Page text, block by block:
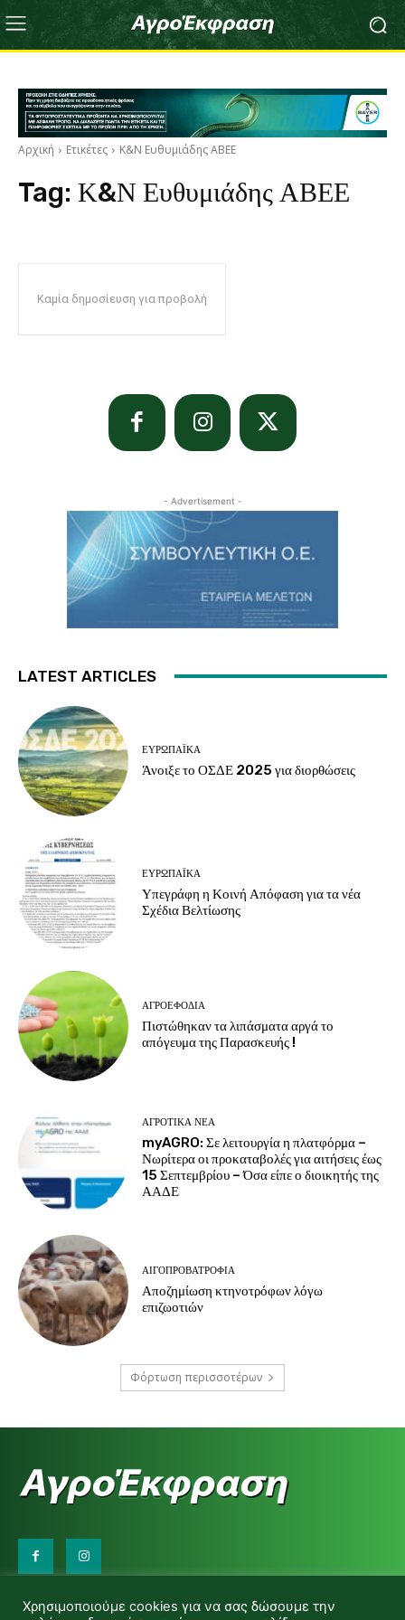
Αρχική Ετικέτες Κ&Ν Ευθυμιάδης ΑΒΕΕ
Tag: Κ&Ν Ευθυμιάδης ΑΒΕΕ
Καμία δημοσίευση για προβολή
- Advertisement -
LATEST ARTICLES
ΕΥΡΩΠΑΪΚΆ
Άνοιξε το ΟΣΔΕ 2025 για διορθώσεις
ΕΥΡΩΠΑΪΚΆ
Υπεγράφη η Κοινή Απόφαση για τα νέα
Σχέδια Βελτίωσης
ΑΓΡΟΕΦΌΔΙΑ
Πιστώθηκαν τα λιπάσματα αργά το
απόγευμα της Παρασκευής !
ΑΓΡΟΤΙΚΆ ΝΈΑ
myAGRO: Σε λειτουργία η πλατφόρμα –
Νωρίτερα οι προκαταβολές για αιτήσεις έως
15 Σεπτεμβρίου – Όσα είπε ο διοικητής της
ΑΑΔΕ
ΑΙΓΟΠΡΟΒΑΤΡΟΦΊΑ
Αποζημίωση κτηνοτρόφων λόγω
επιζωοτιών
Φόρτωση περισσοτέρων
d.makas@yahoo.gr
Χρησιμοποιούμε cookies για να σας δώσουμε την